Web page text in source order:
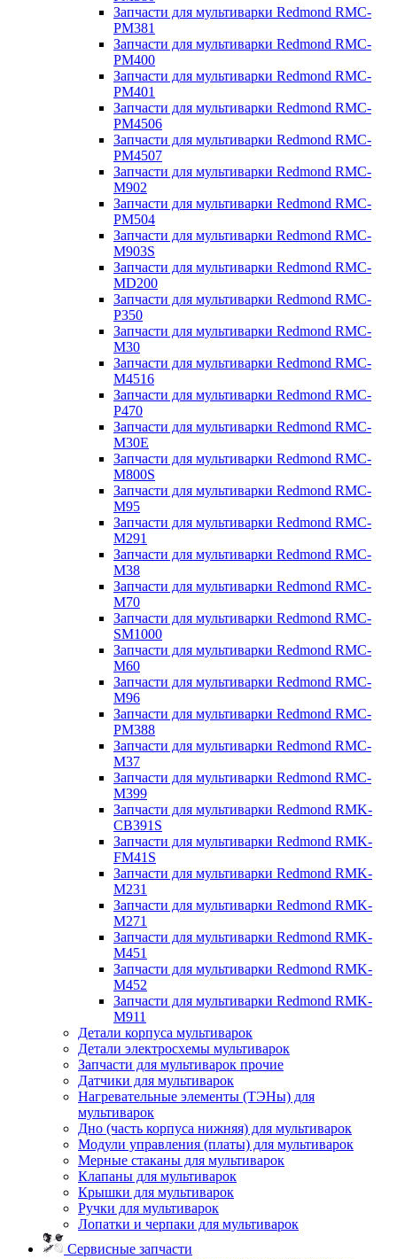
Запчасти для мультиварки Redmond RMC-
PM381
Запчасти для мультиварки Redmond RMC-
PM400
Запчасти для мультиварки Redmond RMC-
PM401
Запчасти для мультиварки Redmond RMC-
PM4506
Запчасти для мультиварки Redmond RMC-
PM4507
Запчасти для мультиварки Redmond RMC-
M902
Запчасти для мультиварки Redmond RMC-
PM504
Запчасти для мультиварки Redmond RMC-
M903S
Запчасти для мультиварки Redmond RMC-
MD200
Запчасти для мультиварки Redmond RMC-
P350
Запчасти для мультиварки Redmond RMC-
M30
Запчасти для мультиварки Redmond RMC-
M4516
Запчасти для мультиварки Redmond RMC-
P470
Запчасти для мультиварки Redmond RMC-
M30E
Запчасти для мультиварки Redmond RMC-
M800S
Запчасти для мультиварки Redmond RMC-
M95
Запчасти для мультиварки Redmond RMC-
M291
Запчасти для мультиварки Redmond RMC-
M38
Запчасти для мультиварки Redmond RMC-
M70
Запчасти для мультиварки Redmond RMC-
SM1000
Запчасти для мультиварки Redmond RMC-
M60
Запчасти для мультиварки Redmond RMC-
M96
Запчасти для мультиварки Redmond RMC-
PM388
Запчасти для мультиварки Redmond RMC-
M37
Запчасти для мультиварки Redmond RMC-
M399
Запчасти для мультиварки Redmond RMK-
CB391S
Запчасти для мультиварки Redmond RMK-
FM41S
Запчасти для мультиварки Redmond RMK-
M231
Запчасти для мультиварки Redmond RMK-
M271
Запчасти для мультиварки Redmond RMK-
M451
Запчасти для мультиварки Redmond RMK-
M452
Запчасти для мультиварки Redmond RMK-
M911
Детали корпуса мультиварок
Детали электросхемы мультиварок
Запчасти для мультиварок прочие
Датчики для мультиварок
Нагревательные элементы (ТЭНы) для
мультиварок
Дно (часть корпуса нижняя) для мультиварок
Модули управления (платы) для мультиварок
Мерные стаканы для мультиварок
Клапаны для мультиварок
Крышки для мультиварок
Ручки для мультиварок
Лопатки и черпаки для мультиварок
Сервисные запчасти